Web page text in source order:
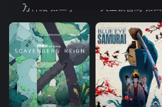
万神殿 第二季